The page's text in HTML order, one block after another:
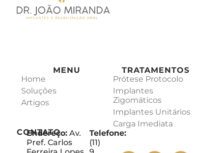
MENU
Home
Soluções
Artigos
TRATAMENTOS
Prótese Protocolo
Implantes
Zigomáticos
Implantes Unitários
Carga Imediata
CONTATO
Endereço: Av.
Pref. Carlos
Telefone:
(11)